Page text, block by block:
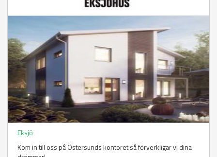
Eksjö
Kom in till oss på Östersunds kontoret så förverkligar vi dina